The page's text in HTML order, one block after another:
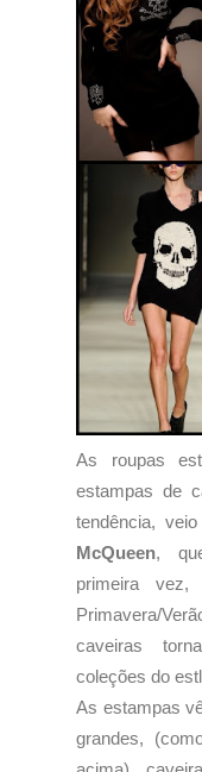
As roupas
estampas de
tendência,
McQueen,
primeira
Primavera/
caveiras
coleções do
As estampas
grandes,